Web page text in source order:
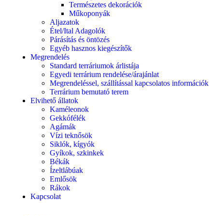
Természetes dekorációk
Műkoponyák
Aljazatok
Étel/Ital Adagolók
Párásítás és öntözés
Egyéb hasznos kiegészítők
Megrendelés
Standard terráriumok árlistája
Egyedi terrárium rendelése/árajánlat
Megrendeléssel, szállítással kapcsolatos információk
Terrárium bemutató terem
Elvihető állatok
Kaméleonok
Gekkófélék
Agámák
Vízi teknősök
Siklók, kígyók
Gyíkok, szkinkek
Békák
Ízeltlábúak
Emlősök
Rákok
Kapcsolat